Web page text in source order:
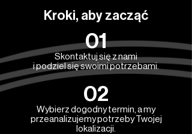
Kroki, aby zacząć
01
Skontaktuj się z nami
i podziel się swoimi potrzebami.
02
Wybierz dogodny termin, a my
przeanalizujemy potrzeby Twojej
lokalizacji.